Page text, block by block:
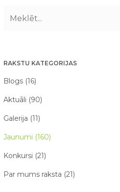
RAKSTU KATEGORIJAS
Blogs (16)
Aktuāli (90)
Galerija (11)
Jaunumi (160)
Konkursi (21)
Par mums raksta (21)